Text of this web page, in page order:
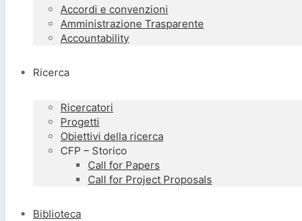
Accordi e convenzioni
Amministrazione Trasparente
Accountability
Ricerca
Ricercatori
Progetti
Obiettivi della ricerca
CFP – Storico
Call for Papers
Call for Project Proposals
Biblioteca